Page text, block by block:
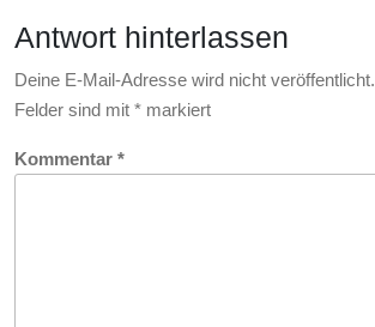
Antwort hinterlassen
Deine E-Mail-Adresse wird nicht veröffentlicht.
Felder sind mit * markiert
Kommentar *